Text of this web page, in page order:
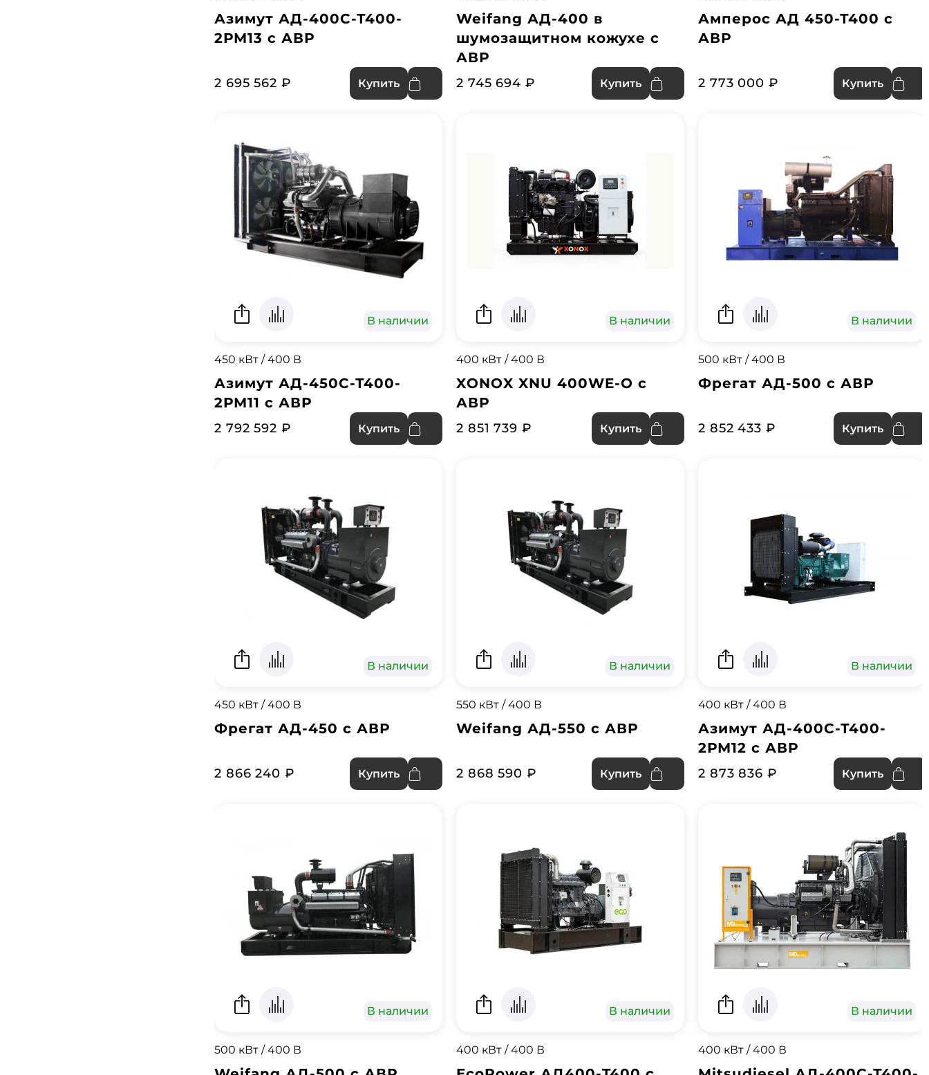
Азимут АД-400С-Т400-
2РМ13 с АВР
2 695 562 ₽ Купить
Weifang АД-400 в
шумозащитном кожухе с
АВР
2 745 694 ₽ Купить
Амперос АД 450-Т400 с
АВР
2 773 000 ₽ Купить
В наличии
450 кВт / 400 В
Азимут АД-450С-Т400-
2РМ11 с АВР
2 792 592 ₽ Купить
В наличии
400 кВт / 400 В
XONOX XNU 400WE-O с
АВР
2 851 739 ₽ Купить
В наличии
500 кВт / 400 В
Фрегат АД-500 с АВР
2 852 433 ₽ Купить
В наличии
450 кВт / 400 В
Фрегат АД-450 с АВР
2 866 240 ₽ Купить
В наличии
550 кВт / 400 В
Weifang АД-550 с АВР
2 868 590 ₽ Купить
В наличии
400 кВт / 400 В
Азимут АД-400С-Т400-
2РМ12 с АВР
2 873 836 ₽ Купить
В наличии
500 кВт / 400 В
В наличии
400 кВт / 400 В
В наличии
400 кВт / 400 В